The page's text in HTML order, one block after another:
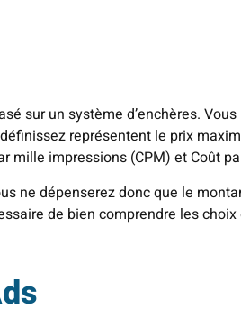
sur un système d’enchères.
représentent le prix
mille impressions (CPM) et Coût
ne dépenserez donc que le
de bien comprendre les